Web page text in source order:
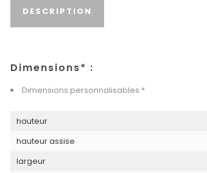
DESCRIPTION
Dimensions* :
Dimensions personnalisables *
hauteur
hauteur assise
largeur